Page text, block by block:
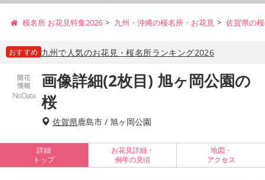
桜名所 お花見特集2026 九州・沖縄の桜名所・お花見 佐賀県の
おすすめ 九州で人気のお花見・桜名所ランキング2026
画像詳細(2枚目) 旭ヶ岡公園の
桜
佐賀県鹿島市 / 旭ヶ岡公園
詳細
トップ
お花見詳細・
例年の見頃
地図・
アクセス